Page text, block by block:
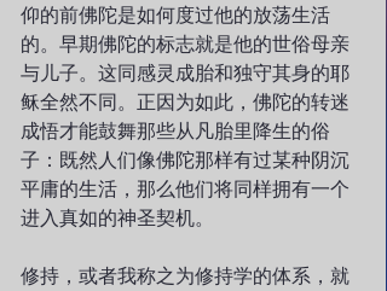
仰的前佛陀是如何度过他的放荡生活
的。早期佛陀的标志就是他的世俗母亲
与儿子。这同感灵成胎和独守其身的耶
稣全然不同。正因为如此，佛陀的转迷
成悟才能鼓舞那些从凡胎里降生的俗
子：既然人们像佛陀那样有过某种阴沉
平庸的生活，那么他们将同样拥有一个
进入真如的神圣契机。
修持，或者我称之为修持学的体系，就